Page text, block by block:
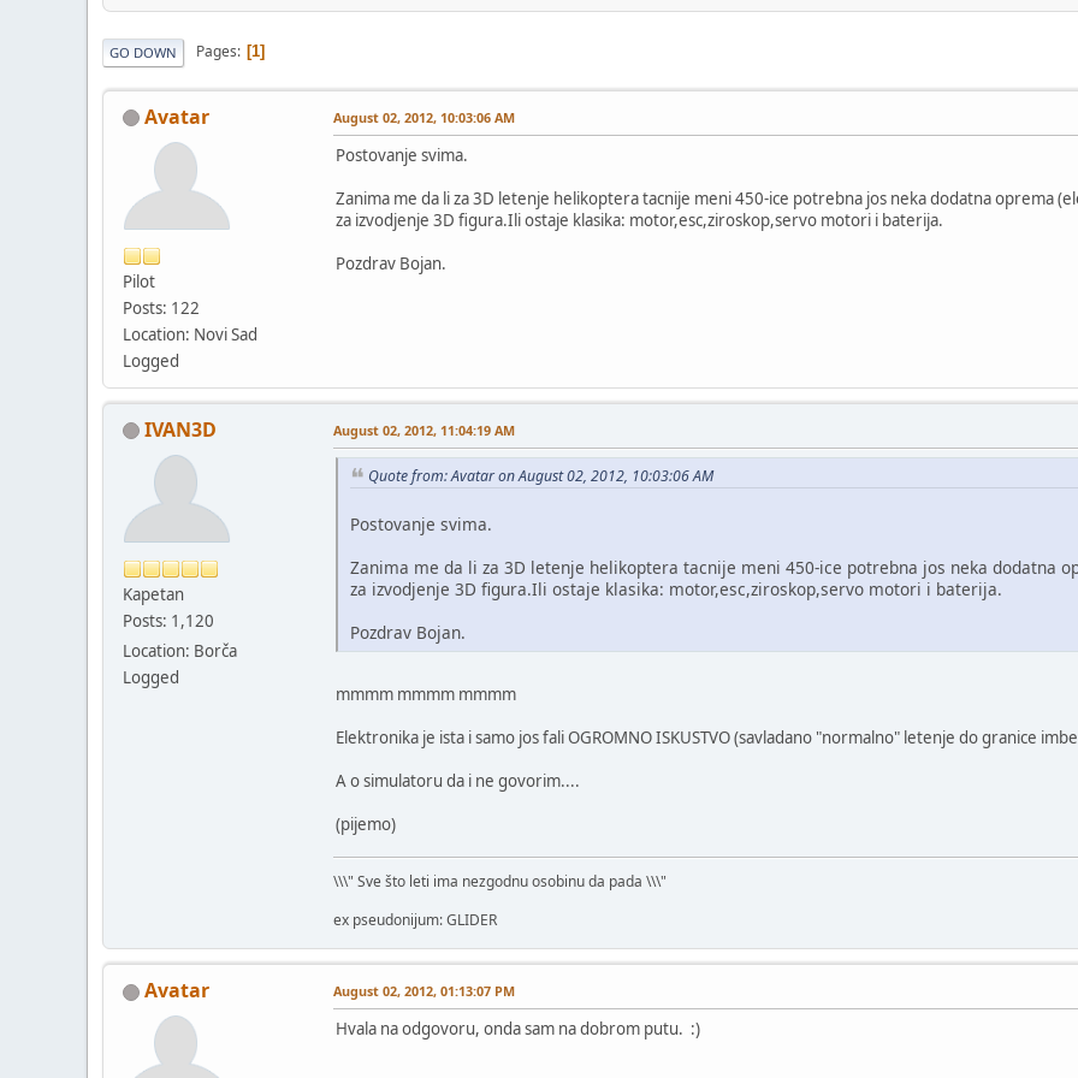
GO DOWN Pages 1
Avatar
Pilot
Posts: 122
Location: Novi Sad
Logged
August 02, 2012, 10:03:06 AM
Postovanje svima.
Zanima me da li za 3D letenje helikoptera tacnije meni 450-ice potrebna jos neka dodatna oprema
za izvodjenje 3D figura.Ili ostaje klasika: motor,esc,ziroskop,servo motori i baterija.
Pozdrav Bojan.
IVAN3D
Kapetan
Posts: 1,120
Location: Borča
Logged
August 02, 2012, 11:04:19 AM
Quote from: Avatar on August 02, 2012, 10:03:06 AM
Postovanje svima.
Zanima me da li za 3D letenje helikoptera tacnije meni 450-ice potrebna jos neka dodatna
za izvodjenje 3D figura.Ili ostaje klasika: motor,esc,ziroskop,servo motori i baterija.
Pozdrav Bojan.
mmmm mmmm mmmm
Elektronika je ista i samo jos fali OGROMNO ISKUSTVO (savladano "normalno" letenje do granice
A o simulatoru da i ne govorim....
(pijemo)
\\\" Sve što leti ima nezgodnu osobinu da pada \\\"
ex pseudonijum: GLIDER
Avatar August 02, 2012, 01:13:07 PM
Hvala na odgovoru, onda sam na dobrom putu. :)